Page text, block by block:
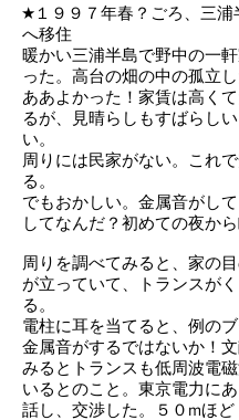
★１９９７年春？ごろ、三浦
へ移住
暖かい三浦半島で野中の一
った。高台の畑の中の孤立し
ああよかった！家賃は高く
るが、見晴らしもすばらし
い。
周りには民家がない。これ
る。
でもおかしい。金属音がし
してなんだ？初めての夜から
周りを調べてみると、家の
が立っていて、トランスが
る。
電柱に耳を当てると、例の
金属音がするではないか！
みるとトランスも低周波電
いるとのこと。東京電力に
話し、交渉した。５０mほど